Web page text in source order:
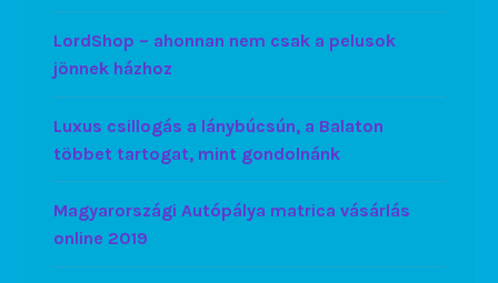
LordShop – ahonnan nem csak a pelusok
jönnek házhoz
Luxus csillogás a lánybúcsún, a Balaton
többet tartogat, mint gondolnánk
Magyarországi Autópálya matrica vásárlás
online 2019